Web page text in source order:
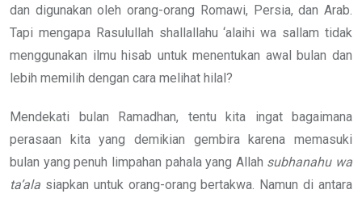
dan digunakan oleh orang-orang Romawi, Persia, dan Arab.
Tapi mengapa Rasulullah shallallahu ‘alaihi wa sallam tidak
menggunakan ilmu hisab untuk menentukan awal bulan dan
lebih memilih dengan cara melihat hilal?
Mendekati bulan Ramadhan, tentu kita ingat bagaimana
perasaan kita yang demikian gembira karena memasuki
bulan yang penuh limpahan pahala yang Allah subhanahu wa
ta’ala siapkan untuk orang-orang bertakwa. Namun di antara